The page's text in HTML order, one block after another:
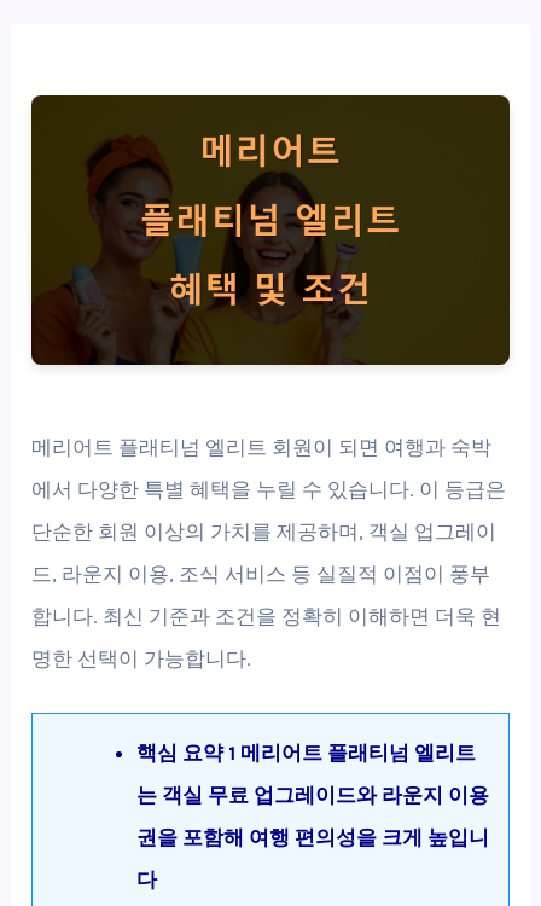
메리어트 플래티넘 엘리트 회원이 되면 여행과 숙박
에서 다양한 특별 혜택을 누릴 수 있습니다. 이 등급은
단순한 회원 이상의 가치를 제공하며, 객실 업그레이
드, 라운지 이용, 조식 서비스 등 실질적 이점이 풍부
합니다. 최신 기준과 조건을 정확히 이해하면 더욱 현
명한 선택이 가능합니다.
핵심 요약 1 메리어트 플래티넘 엘리트
는 객실 무료 업그레이드와 라운지 이용
권을 포함해 여행 편의성을 크게 높입니
다